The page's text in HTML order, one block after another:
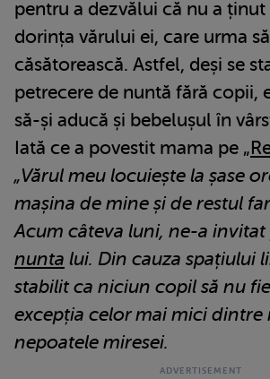
pentru a dezvălui că nu a ținut
dorința vărului ei, care urma
căsătorească. Astfel, deși se
petrecere de nuntă fără copii,
să-și aducă și bebelușul în
Iată ce a povestit mama pe „
„Vărul meu locuiește la șase
mașina de mine și de restul
Acum câteva luni, ne-a invitat
nunta lui. Din cauza spațiului
stabilit ca niciun copil să nu
excepția celor mai mici dintre
nepoatele miresei.